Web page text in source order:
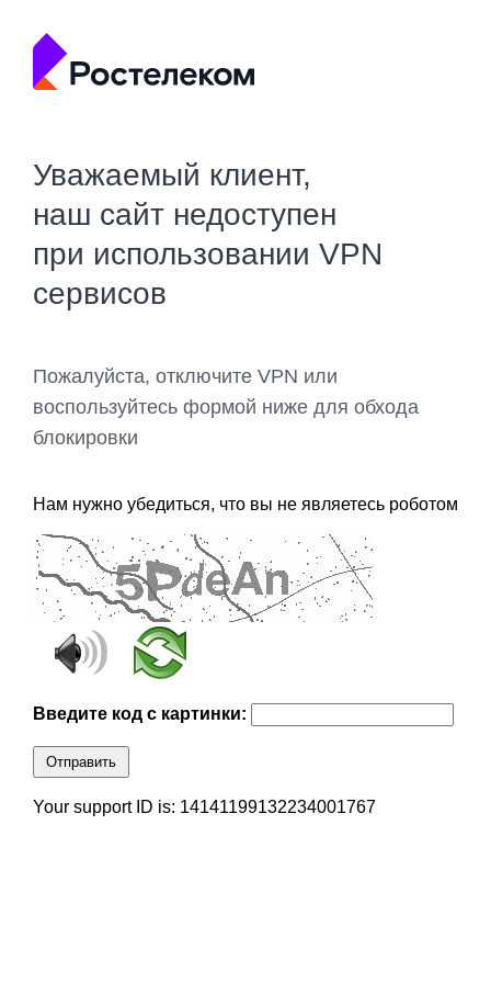
Уважаемый клиент,
наш сайт недоступен
при использовании VPN
сервисов
Пожалуйста, отключите VPN или
воспользуйтесь формой ниже для обхода
блокировки
Нам нужно убедиться, что вы не являетесь роботом
Введите код с картинки:
Отправить
Your support ID is: 14141199132234001767